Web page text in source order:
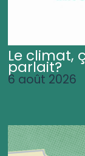
Le climat,
parlait?
6 août 2026